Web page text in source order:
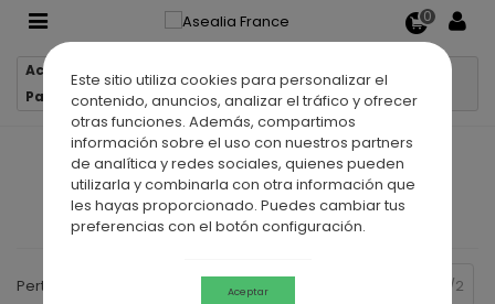
Este sitio utiliza cookies para personalizar el
contenido, anuncios, analizar el tráfico y ofrecer
otras funciones. Además, compartimos
información sobre el uso con nuestros partners
de analítica y redes sociales, quienes pueden
utilizarla y combinarla con otra información que
les hayas proporcionado. Puedes cambiar tus
preferencias con el botón configuración.
Aceptar
0
Accueil
Parois de douche portes pivotantes
PAROIS DE DOUCHE PORTES
PIVOTANTES
Pertinence Précédent
2/2